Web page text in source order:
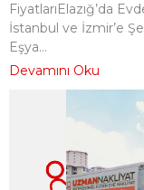
FiyatlarıElazığ’da
İstanbul ve İzmir’e
Eşya...
Devamını Oku